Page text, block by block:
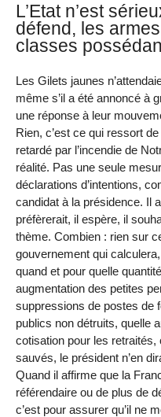
L’Etat n’est
défend, les
classes
Les Gilets jaunes
même s’il a été annoncé à
une réponse à leur
Rien, c’est ce qui ressort
retardé par l’incendie de
réalité. Pas une seule
déclarations d’intentions,
candidat à la présidence. Il
préfèrerait, il espère, il
thème. Combien : rien sur
gouvernement qui
quand et pour quelle
augmentation des petites
suppressions de postes de
publics non détruits, quelle
cotisation pour les retraités,
sauvés, le président n’en
Quand il affirme que la
référendaire ou de plus de
c’est pour assurer qu’il ne